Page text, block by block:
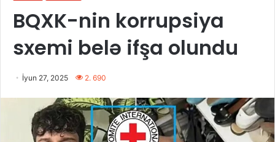
BQXK-nin korrupsiya
sxemi belə ifşa olundu
İyun 27, 2025 2. 690